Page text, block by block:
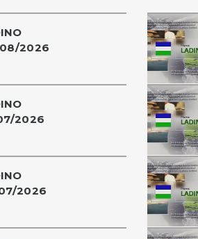
2026
2026
2026